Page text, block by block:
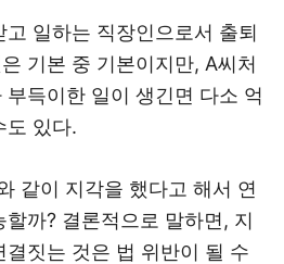
일하는 직장인으로서 출퇴
기본 중 기본이지만, A씨처
득이한 일이 생긴면 다소 억
도 있다.
같이 지각을 했다고 해서 연
까? 결론적으로 말하면, 지
짓는 것은 법 위반이 될 수